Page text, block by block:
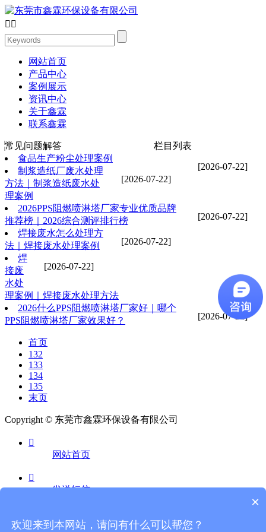
 
网站首页
产品中心
案例展示
资讯中心
关于鑫霖
联系鑫霖
常见问题解答 栏目列表
[2026-07-22]
食品生产粉尘处理案例
[2026-07-22]
制浆造纸厂废水处理
方法｜制浆造纸废水处
理案例
[2026-07-22]
2026PPS阻燃喷淋塔厂家专业优质品牌
推荐榜｜2026综合测评排行榜
[2026-07-22]
焊接废水怎么处理方
法｜焊接废水处理案例
[2026-07-22]
焊
接废
水处
理案例｜焊接废水处理方法
[2026-07-22]
2026什么PPS阻燃喷淋塔厂家好｜哪个
PPS阻燃喷淋塔厂家效果好？
首页
132
133
134
135
末页
Copyright © 东莞市鑫霖环保设备有限公司

网站首页

发送短信
电话咨询
×
欢迎来到本网站，请问有什么可以帮您？